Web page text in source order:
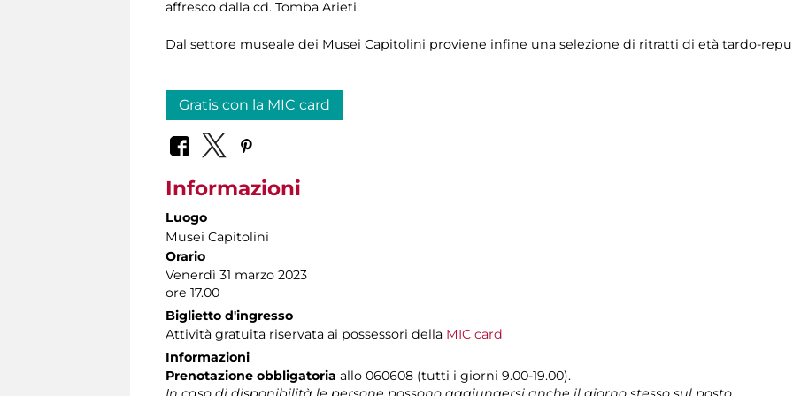
affresco dalla cd. Tomba Arieti.
Dal settore museale dei Musei Capitolini proviene infine una selezione di ritratti di età tardo-
Gratis con la MIC card
Informazioni
Luogo
Musei Capitolini
Orario
Venerdì 31 marzo 2023
ore 17.00
Biglietto d'ingresso
Attività gratuita riservata ai possessori della MIC card
Informazioni
Prenotazione obbligatoria allo 060608 (tutti i giorni 9.00-19.00).